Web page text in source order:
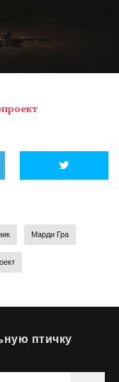
Марди Гра
птичку